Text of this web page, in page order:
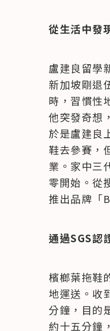
從生活中發
盧建良留學
新加坡剛退
時，習慣性
他突發奇想
於是盧建良
鞋去參賽，
業。家中三
零開始。從
推出品牌「
通過SGS認
檳榔葉拖鞋
地運送。收
分鐘，目的
約十五分鐘